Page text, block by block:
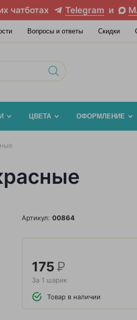
чатботах Telegram и
Вопросы и ответы Скидки
ЦВЕТА ОФОРМЛЕНИЕ
Артикул: 00864
175Р
За 1 шарик
Товар в наличии